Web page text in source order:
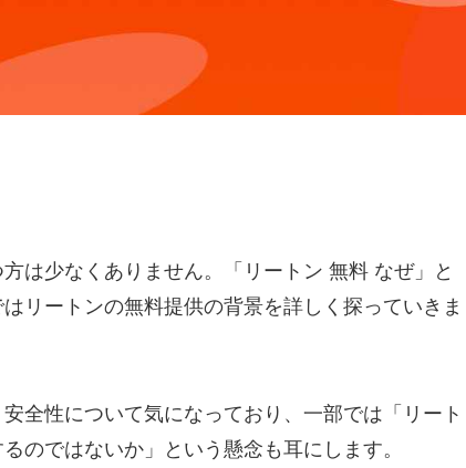
は少なくありません。「リートン 無料 なぜ」と
リートンの無料提供の背景を詳しく探っていきま
全性について気になっており、一部では「リート
のではないか」という懸念も耳にします。